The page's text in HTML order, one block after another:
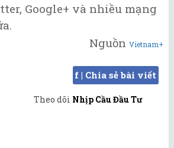
Google+ và nhiều mạng
Nguồn Vietnam+
f | Chia sẻ bài viết
Theo dõi Nhịp Cầu Đầu Tư